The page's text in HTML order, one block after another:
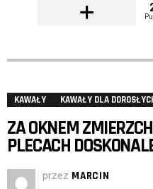
KAWAŁY KAWAŁY DLA
ZA OKNEM
PLECACH
przez MARCIN